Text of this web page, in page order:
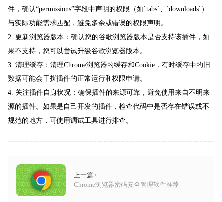
件，确认“permissions”字段中声明的权限（如`tabs`、`downloads`）
与实际功能需求匹配，避免多余或错误的权限声明。
2. 更新浏览器版本：确认您的谷歌浏览器版本是否支持该插件，如
果不支持，您可以尝试升级谷歌浏览器版本。
3. 清理缓存：清理Chrome浏览器的缓存和Cookie，有时缓存中的旧
数据可能会干扰插件的正常运行和权限申请。
4. 关注插件自身状况：确保插件的来源可靠，避免使用来自不明来
源的插件。如果是自己开发的插件，检查代码中是否存在错误或不
规范的地方，可使用调试工具进行排查。
上一篇>
Chrome浏览器密码安全管理软件推荐